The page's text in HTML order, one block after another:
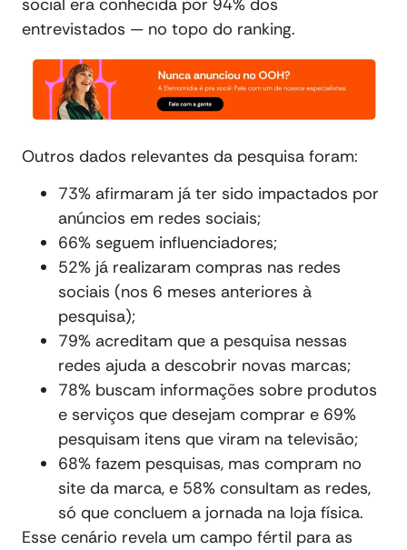
entrevistados — no topo do ranking.
Outros dados relevantes da pesquisa foram:
73% afirmaram já ter sido impactados por
anúncios em redes sociais;
66% seguem influenciadores;
52% já realizaram compras nas redes
sociais (nos 6 meses anteriores à
pesquisa);
79% acreditam que a pesquisa nessas
redes ajuda a descobrir novas marcas;
78% buscam informações sobre produtos
e serviços que desejam comprar e 69%
pesquisam itens que viram na televisão;
68% fazem pesquisas, mas compram no
site da marca, e 58% consultam as redes,
só que concluem a jornada na loja física.
Esse cenário revela um campo fértil para as